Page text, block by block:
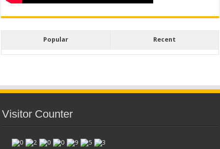
Popular Recent
Visitor Counter